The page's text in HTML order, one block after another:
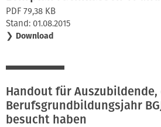
PDF 79,38 KB
Stand: 01.08.2015
❯ Download
Handout für Auszubildende,
Berufsgrundbildungsjahr
besucht haben